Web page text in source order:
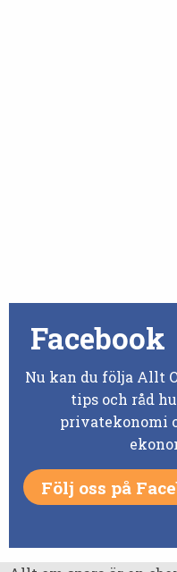
Facebook
Nu kan du följa Allt
tips och råd
privatekonomi
Följ oss på